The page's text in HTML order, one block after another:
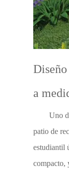
a
Uno
patio de
estudiantil
compacto,